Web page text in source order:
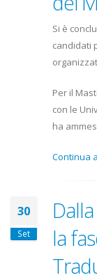
Si è
candidati
Per il
con le
ha
Continua
30
Set
la